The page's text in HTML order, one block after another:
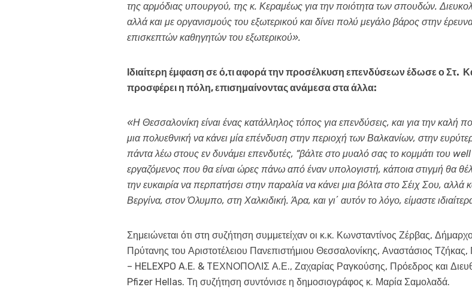
της αρμόδιας υπουργού, της κ. Κεραμέως για την ποιότητα των σπουδών.
αλλά και με οργανισμούς του εξωτερικού και δίνει πολύ μεγάλο βάρος στην
επισκεπτών καθηγητών του εξωτερικού».
Ιδιαίτερη έμφαση σε ό,τι αφορά την προσέλκυση επενδύσεων έδωσε ο Στ.
προσφέρει η πόλη, επισημαίνοντας ανάμεσα στα άλλα:
«Η Θεσσαλονίκη είναι ένας κατάλληλος τόπος για επενδύσεις, και για την καλή
μια πολυεθνική να κάνει μία επένδυση στην περιοχή των Βαλκανίων, στην
πάντα λέω στους εν δυνάμει επενδυτές, “βάλτε στο μυαλό σας το κομμάτι του
εργαζόμενος που θα είναι ώρες πάνω από έναν υπολογιστή, κάποια στιγμή θα
την ευκαιρία να περπατήσει στην παραλία να κάνει μια βόλτα στο Σέιχ Σου, αλλά
Βεργίνα, στον Όλυμπο, στη Χαλκιδική. Άρα, και γι΄ αυτόν το λόγο, είμαστε
Σημειώνεται ότι στη συζήτηση συμμετείχαν οι κ.κ. Κωνσταντίνος Ζέρβας,
Πρύτανης του Αριστοτέλειου Πανεπιστήμιου Θεσσαλονίκης, Αναστάσιος
– HELEXPO A.E. & TΕΧΝΟΠΟΛΙΣ Α.Ε., Ζαχαρίας Ραγκούσης, Πρόεδρος και
Pfizer Hellas. Τη συζήτηση συντόνισε η δημοσιογράφος κ. Μαρία Σαμολαδά.